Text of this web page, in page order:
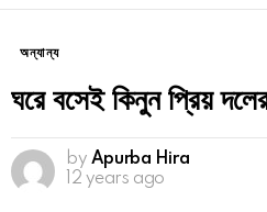
Menu
অন্যান্য
ঘরে বসেই কিনুন প্রিয় দলের
by Apurba Hira
12 years ago